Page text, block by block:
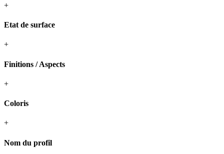
+
Etat de surface
+
Finitions / Aspects
+
Coloris
+
Nom du profil